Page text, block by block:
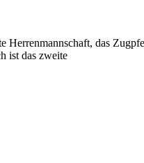
das
ist das zweite